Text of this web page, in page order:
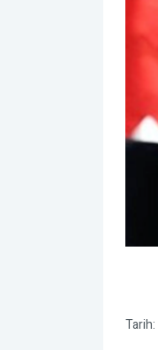
Tarih: